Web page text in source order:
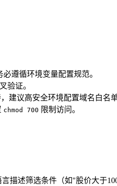
遵循环境变量配置规范。
验证。
建议高安全环境配置域名白名单
chmod 700 限制访问。
描述筛选条件（如"股价大于